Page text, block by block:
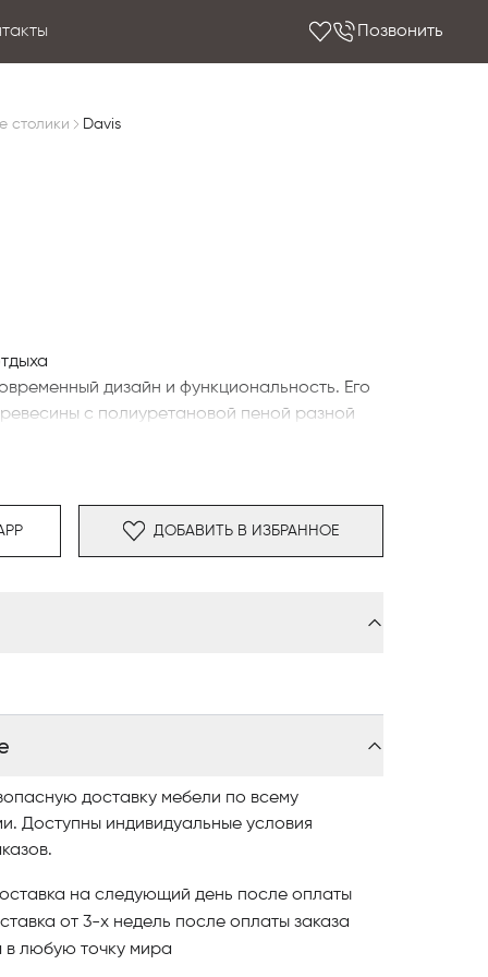
Позвонить
столики Davis
дизайн и функциональность. Его
с полиуретановой пеной разной
с полиуретановой пеной разной
кожаные чехлы
70 мм с глянцевой отделкой Black-Nickel
ДОБАВИТЬ В ИЗБРАННОЕ
доставку мебели по всему
Доступны индивидуальные условия
на следующий день после оплаты
от 3-х недель после оплаты заказа
в любую точку мира